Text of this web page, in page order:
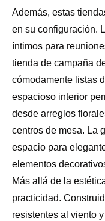
Además, estas
en su configuración.
íntimos para
tienda de campaña
cómodamente listas
espacioso interior
desde arreglos
centros de mesa. La
espacio para
elementos
Más allá de la
practicidad.
resistentes al viento